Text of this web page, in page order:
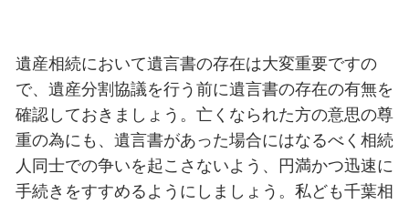
遺産相続において遺言書の存在は大変重要ですの
で、遺産分割協議を行う前に遺言書の存在の有無を
確認しておきましょう。亡くなられた方の意思の尊
重の為にも、遺言書があった場合にはなるべく相続
人同士での争いを起こさないよう、円満かつ迅速に
手続きをすすめるようにしましょう。私ども千葉相